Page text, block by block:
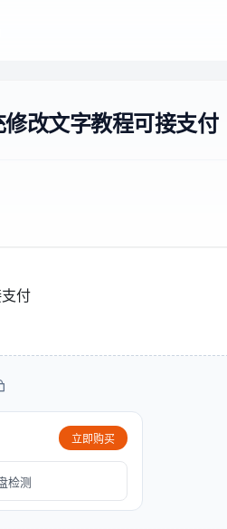
改文字教程可接支付
付
立即购买
检测